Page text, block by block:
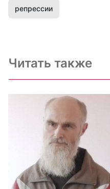
репрессии
Читать также